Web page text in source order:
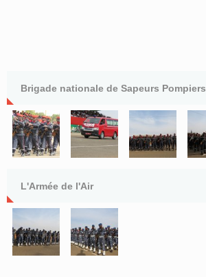
Brigade nationale de Sapeurs Pompiers
L'Armée de l'Air